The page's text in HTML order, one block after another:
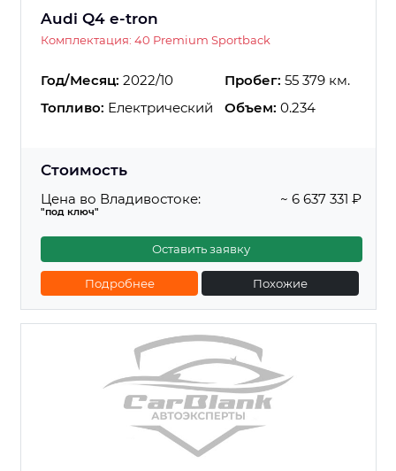
Audi Q4 e-tron
Комплектация: 40 Premium Sportback
Год/Месяц: 2022/10 Пробег: 55 379 км.
Топливо: Електрический Объем: 0.234
Стоимость
Цена во Владивостоке:
"под ключ"
~ 6 637 331 ₽
Оставить заявку
Подробнее Похожие